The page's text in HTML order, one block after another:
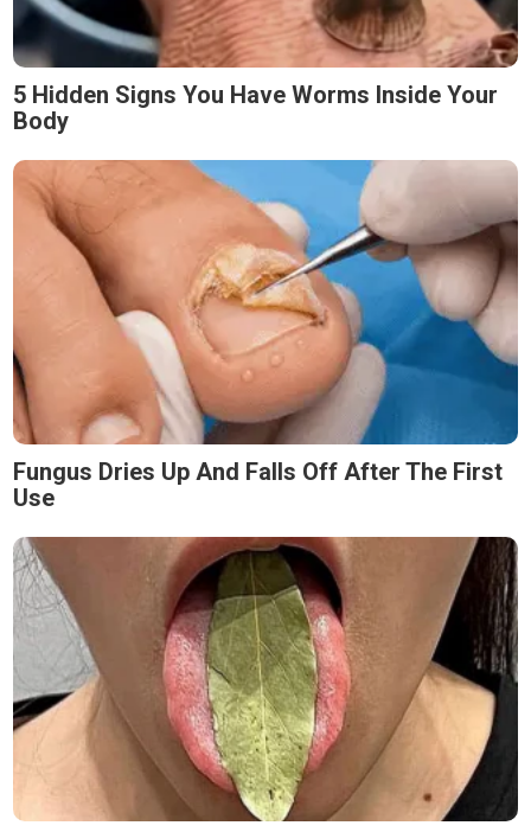
5 Hidden Signs You Have Worms Inside Your
Body
Fungus Dries Up And Falls Off After The First
Use